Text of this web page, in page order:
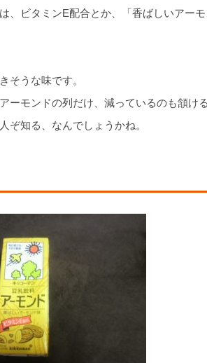
、ビタミンE配合とか、「香ばしいアー
そうな味です。
ーモンドの列だけ、減っているのも頷ける
ぞ知る、なんでしょうかね。